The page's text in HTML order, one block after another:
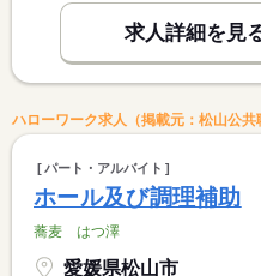
求人詳細を見
ハローワーク求人（掲載元：松山公共
パート・アルバイト
ホール及び調理補助
蕎麦 はつ澤
愛媛県松山市